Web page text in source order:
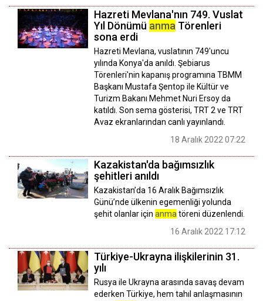
Hazreti Mevlana'nın 749. Vuslat
Yıl Dönümü anma Törenleri
sona erdi
Hazreti Mevlana, vuslatının 749'uncu
yılında Konya'da anıldı. Şebiarus
Törenleri'nin kapanış programına TBMM
Başkanı Mustafa Şentop ile Kültür ve
Turizm Bakanı Mehmet Nuri Ersoy da
katıldı. Son sema gösterisi, TRT 2 ve TRT
Avaz ekranlarından canlı yayınlandı.
18 Aralık 2022 07:22
Kazakistan'da bağımsızlık
şehitleri anıldı
Kazakistan’da 16 Aralık Bağımsızlık
Günü’nde ülkenin egemenliği yolunda
şehit olanlar için anma töreni düzenlendi.
16 Aralık 2022 17:12
Türkiye-Ukrayna ilişkilerinin 31.
yılı
Rusya ile Ukrayna arasında savaş devam
ederken Türkiye, hem tahıl anlaşmasının